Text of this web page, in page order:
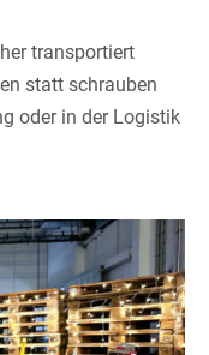
transportiert
statt schrauben
oder in der Logistik